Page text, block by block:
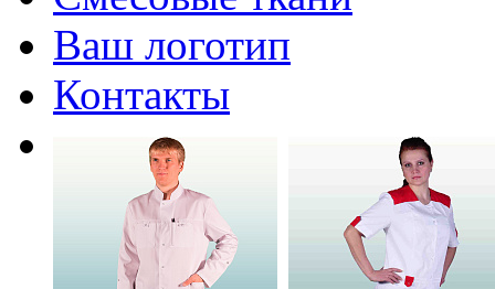
Ваш логотип
Контакты